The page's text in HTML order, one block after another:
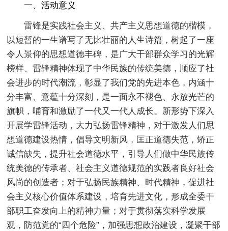
一、活动意义
雷锋是实践社会主义、共产主义思想道德的楷模，
以短暂的一生谱写了无比壮丽的人生诗篇，树起了一座
令人景仰的思想道德丰碑，是广大干部群众学习的光辉
榜样、雷锋精神体现了中华民族的传统美德，顺应了社
会进步的时代潮流，彰显了我们党的先进本色，内涵十
分丰富、意蕴十分深刻，是一面永不褪色、永放光芒的
旗帜，哺育和激励了一代又一代人成长。新形势下深入
开展学雷锋活动，大力弘扬雷锋精神，对于激发人们思
想道德建设热情，倡导文明新风，匡正道德失范，矫正
诚信缺失，提升社会道德水平，引导人们做中华民族传
统美德的传承者、社会主义道德规范的实践者良好社会
风尚的创造者；对于弘扬民族精神、时代精神，促进社
会主义核心价值体系建设，培育先进文化，形成全委干
部职工奋发向上的精神力量；对于贯彻落实科学发展
观，防范党的“四个危险”，加强思想政治建设，凝聚干部